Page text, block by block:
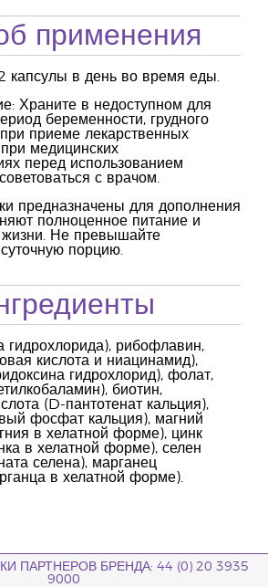
применения
капсулы в день во время еды.
Храните в недоступном для
беременности, грудного
приеме лекарственных
медицинских
перед использованием
с врачом.
предназначены для дополнения
полноценное питание и
Не превышайте
порцию.
гидрохлорида), рибофлавин,
кислота и ниацинамид),
гидрохлорид), фолат,
биотин,
(D-пантотенат кальция),
фосфат кальция), магний
в хелатной форме), цинк
в хелатной форме), селен
селена), марганец
в хелатной форме).
ПАРТНЕРОВ БРЕНДА: 44 (0) 20 3935
9000